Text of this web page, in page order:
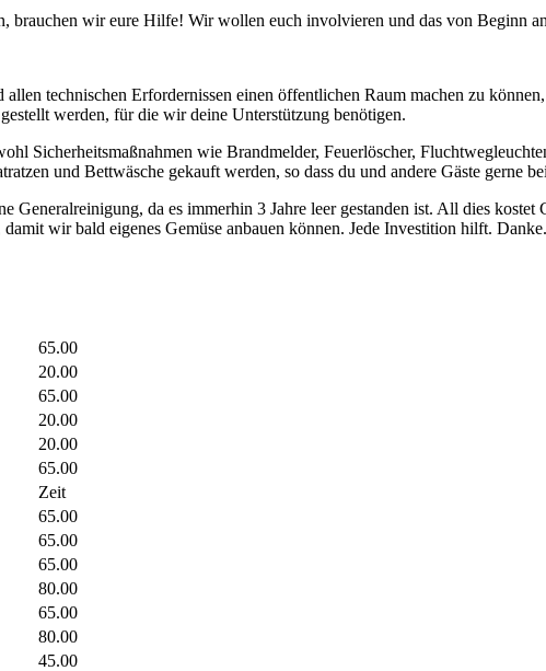
brauchen wir eure Hilfe! Wir wollen euch involvieren und das von Beginn
technischen Erfordernissen einen öffentlichen Raum machen zu
werden, für die wir deine Unterstützung benötigen.
Sicherheitsmaßnahmen wie Brandmelder, Feuerlöscher,
und Bettwäsche gekauft werden, so dass du und andere Gäste gerne
Generalreinigung, da es immerhin 3 Jahre leer gestanden ist. All dies
wir bald eigenes Gemüse anbauen können. Jede Investition hilft. Danke.
65.00
20.00
65.00
20.00
20.00
65.00
Zeit
65.00
65.00
65.00
80.00
65.00
80.00
45.00